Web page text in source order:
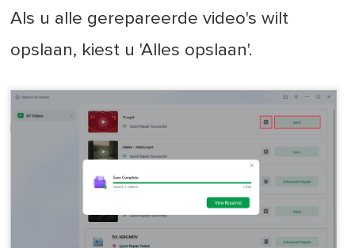
Als u alle gerepareerde video's wilt
opslaan, kiest u 'Alles opslaan'.